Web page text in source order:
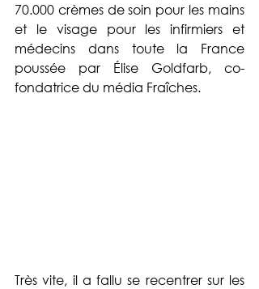
70.000 crèmes de soin pour les mains
et le visage pour les infirmiers et
médecins dans toute la France
poussée par Élise Goldfarb, co-
fondatrice du média Fraîches.
Très vite, il a fallu se recentrer sur les